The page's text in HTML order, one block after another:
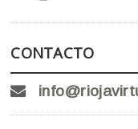
CONTACTO